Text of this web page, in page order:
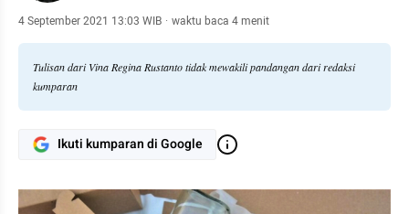
4 September 2021 13:03 WIB · waktu baca 4 menit
Tulisan dari Vina Regina Rustanto tidak mewakili pandangan dari redaksi
kumparan
Ikuti kumparan di Google